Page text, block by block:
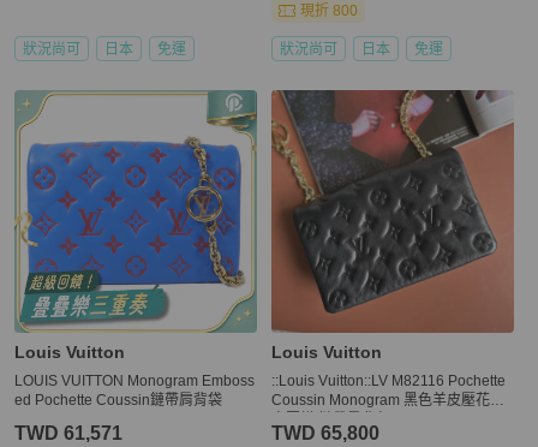
狀況尚可 日本 免運
現折 800
狀況尚可 日本 免運
Louis Vuitton
LOUIS VUITTON Monogram Emboss
ed Pochette Coussin鏈帶肩背袋
TWD 61,571
Louis Vuitton
::Louis Vuitton::LV M82116 Pochette
Coussin Monogram 黑色羊皮壓花圖
TWD 65,800